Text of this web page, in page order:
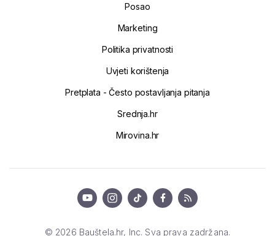
Posao
Marketing
Politika privatnosti
Uvjeti korištenja
Pretplata - Često postavljanja pitanja
Srednja.hr
Mirovina.hr
© 2026 Bauštela.hr, Inc. Sva prava zadržana.